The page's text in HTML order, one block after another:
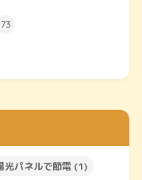
73
光パネルで節電 (1)